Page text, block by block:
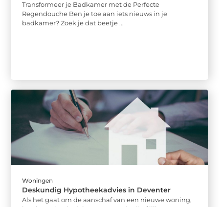
Transformeer je Badkamer met de Perfecte
Regendouche Ben je toe aan iets nieuws in je
badkamer? Zoek je dat beetje ...
Woningen
Deskundig Hypotheekadvies in Deventer
Als het gaat om de aanschaf van een nieuwe woning,